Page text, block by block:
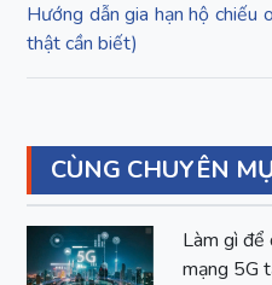
Hướng dẫn gia hạn hộ chiếu
thật cần biết)
CÙNG CHUYÊN
Làm gì để
mạng 5G